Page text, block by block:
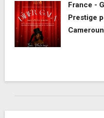
France -
Prestige
Cameroun